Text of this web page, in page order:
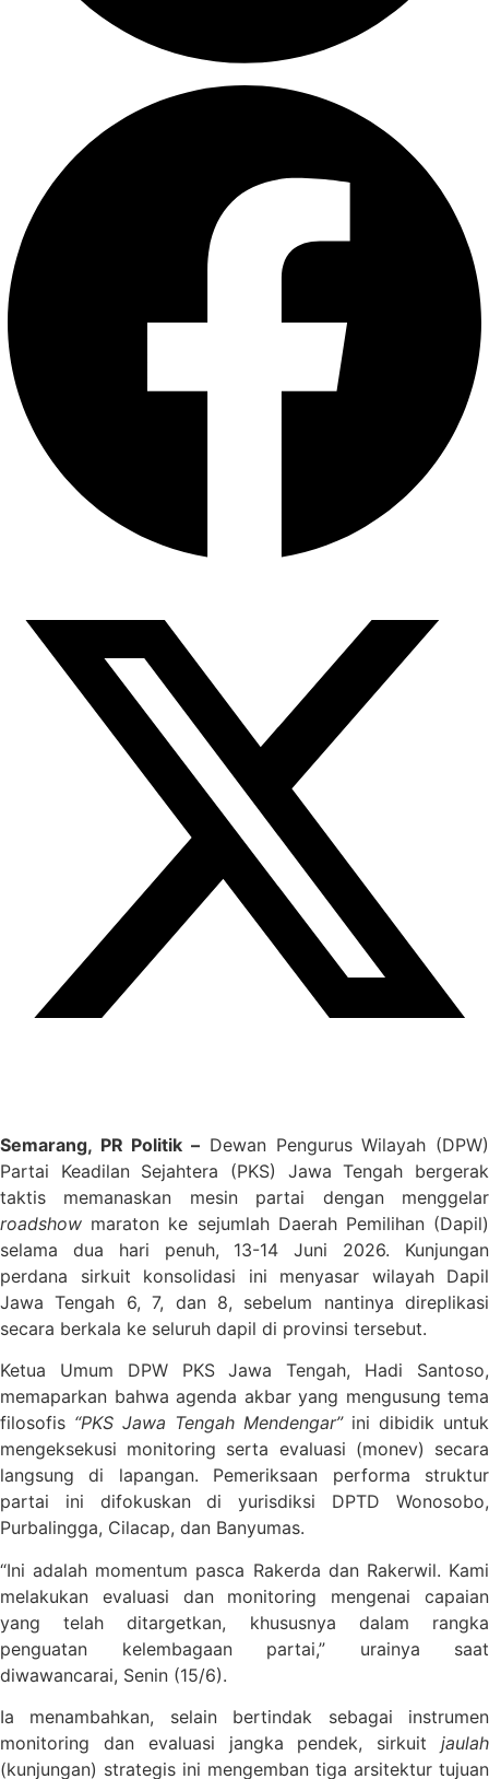
Semarang, PR Politik – Dewan Pengurus Wilayah (DPW)
Partai Keadilan Sejahtera (PKS) Jawa Tengah bergerak
taktis memanaskan mesin partai dengan menggelar
roadshow maraton ke sejumlah Daerah Pemilihan (Dapil)
selama dua hari penuh, 13-14 Juni 2026. Kunjungan
perdana sirkuit konsolidasi ini menyasar wilayah Dapil
Jawa Tengah 6, 7, dan 8, sebelum nantinya direplikasi
secara berkala ke seluruh dapil di provinsi tersebut.
Ketua Umum DPW PKS Jawa Tengah, Hadi Santoso,
memaparkan bahwa agenda akbar yang mengusung tema
filosofis “PKS Jawa Tengah Mendengar”ini dibidik untuk
mengeksekusi monitoring serta evaluasi (monev) secara
langsung di lapangan. Pemeriksaan performa struktur
partai ini difokuskan di yurisdiksi DPTD Wonosobo,
Purbalingga, Cilacap, dan Banyumas.
“Ini adalah momentum pasca Rakerda dan Rakerwil. Kami
melakukan evaluasi dan monitoring mengenai capaian
yang telah ditargetkan, khususnya dalam rangka
penguatan kelembagaan partai,” urainya saat
diwawancarai, Senin (15/6).
Ia menambahkan, selain bertindak sebagai instrumen
monitoring dan evaluasi jangka pendek, sirkuit jaulah
(kunjungan) strategis ini mengemban tiga arsitektur tujuan